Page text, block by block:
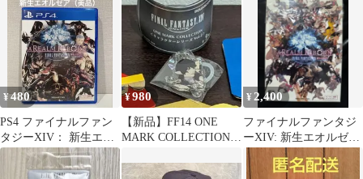
き】
¥ 480
PS4 ファイナルファン
タジーXIV： 新生エオ
ルゼア
¥980
【新品】FF14 ONE
MARK COLLECTION
¥ 2,400
ファイナルファンタジ
ーXIV: 新生エオルゼ
ア 未使用品